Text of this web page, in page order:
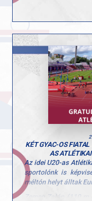
megtiszteltetés,
hiszen a vb a
fogalmazott Marci a
A stabil ugrásokra
koncentrál, minden
motivációt jelent
helyszín:
nyomdokaiba
kapok, amit sosem
hogy a
megdöntése
KÉT GYAC-OS
AS
Az idei U20-as
sportolónk is
méltón helyt álltak
Zemen Zalán (110